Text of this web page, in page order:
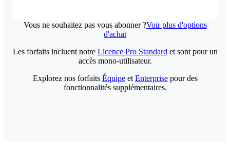
Vous ne souhaitez pas vous abonner ?Voir plus d'options
d'achat
Les forfaits incluent notre Licence Pro Standard et sont pour un
accès mono-utilisateur.
Explorez nos forfaits Équipeet Enterprisepour des
fonctionnalités supplémentaires.